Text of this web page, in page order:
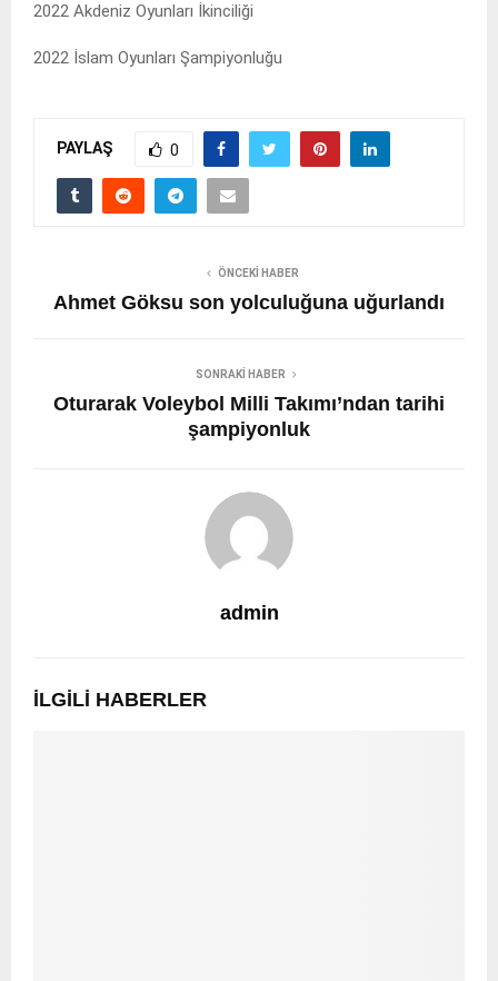
2022 Akdeniz Oyunları İkinciliği
2022 İslam Oyunları Şampiyonluğu
PAYLAŞ 0
ÖNCEKI HABER
Ahmet Göksu son yolculuğuna uğurlandı
SONRAKI HABER
Oturarak Voleybol Milli Takımı’ndan tarihi
şampiyonluk
admin
İLGILI HABERLER